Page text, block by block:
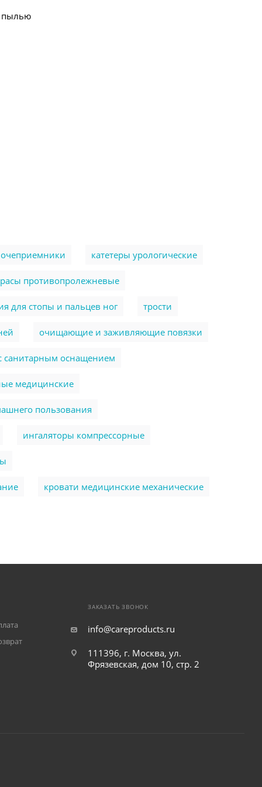
пылью
катетеры урологические
противопролежневые
для стопы и пальцев ног трости
очищающие и заживляющие повязки
санитарным оснащением
медицинские
пользования
ингаляторы компрессорные
кровати медицинские механические
ЗАКАЗАТЬ ЗВОНОК
info@careproducts.ru
111396, г. Москва, ул.
Фрязевская, дом 10, стр. 2